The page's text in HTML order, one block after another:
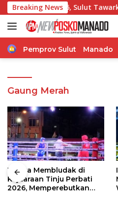
Langsung
ke
konten
Breaking News
NISF 2026, Sulut Tawarkan
Home
Pemprov Sulut Manado
Gaung Merah
Warga Membludak di
Kejuaraan Tinju Perbati
2026, Memperebutkan